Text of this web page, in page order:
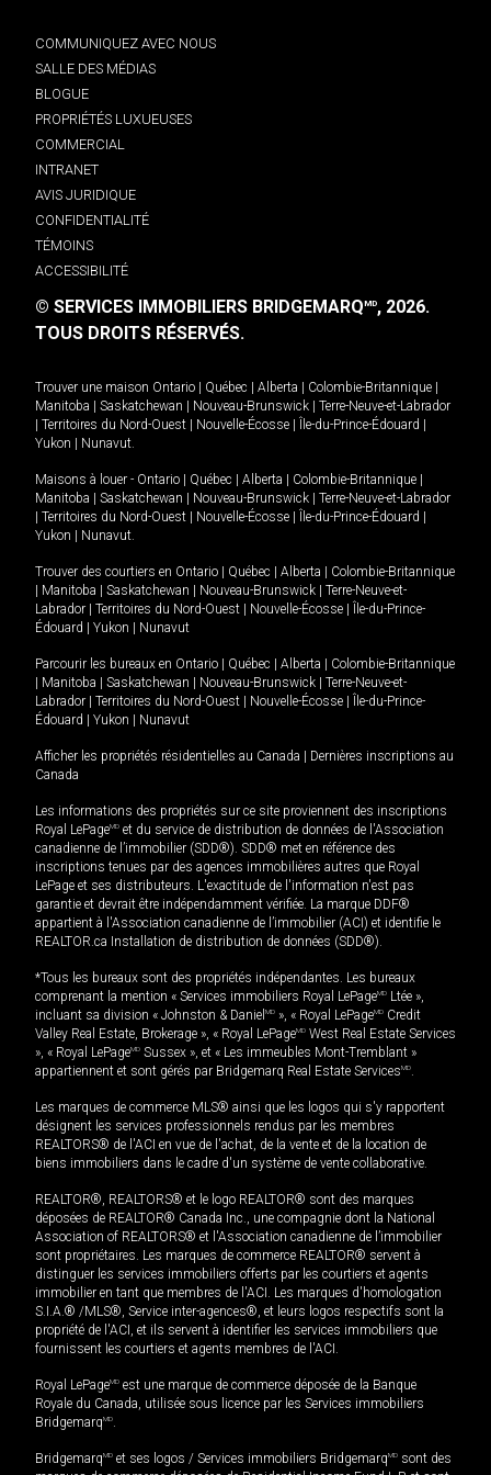
COMMUNIQUEZ AVEC NOUS
SALLE DES MÉDIAS
BLOGUE
PROPRIÉTÉS LUXUEUSES
COMMERCIAL
INTRANET
AVIS JURIDIQUE
CONFIDENTIALITÉ
TÉMOINS
ACCESSIBILITÉ
© SERVICES IMMOBILIERS BRIDGEMARQMD, 2026.
TOUS DROITS RÉSERVÉS.
Trouver une maison Ontario Québec Alberta Colombie-Britannique
Manitoba
Saskatchewan Nouveau-Brunswick
Terre-Neuve-et-Labrador
Territoires du Nord-Ouest Nouvelle-Écosse Île-du-Prince-Édouard
Yukon
Nunavut.
Maisons à louer - Ontario Québec Alberta Colombie-Britannique
Manitoba
Saskatchewan Nouveau-Brunswick
Terre-Neuve-et-Labrador
Territoires du Nord-Ouest Nouvelle-Écosse Île-du-Prince-Édouard
Yukon
Nunavut.
Trouver des courtiers en Ontario Québec Alberta
Colombie-Britannique
Manitoba Saskatchewan Nouveau-Brunswick
Terre-Neuve-et-
Labrador
Territoires du Nord-Ouest Nouvelle-Écosse
Île-du-Prince-
Édouard
Yukon Nunavut
Parcourir les bureaux en Ontario Québec Alberta
Colombie-Britannique
Manitoba Saskatchewan Nouveau-Brunswick
Terre-Neuve-et-
Labrador
Territoires du Nord-Ouest Nouvelle-Écosse
Île-du-Prince-
Édouard
Yukon Nunavut
Afficher les propriétés résidentielles au Canada
Dernières inscriptions au
Canada
Les informations des propriétés sur ce site proviennent des inscriptions
Royal LePageMD et du service de distribution de données de l'Association
canadienne de l’immobilier (SDD®). SDD® met en référence des
inscriptions tenues par des agences immobilières autres que Royal
LePage et ses distributeurs. L'exactitude de l'information n'est pas
garantie et devrait être indépendamment vérifiée. La marque DDF®
appartient à l'Association canadienne de l’immobilier (ACI) et identifie le
REALTOR.ca Installation de distribution de données (SDD®).
*Tous les bureaux sont des propriétés indépendantes. Les bureaux
comprenant la mention « Services immobiliers Royal LePageMD Ltée »,
incluant sa division « Johnston & Daniel MD », « Royal LePageMD Credit
Valley Real Estate, Brokerage », « Royal LePageMD West Real Estate Services
», « Royal LePageMD Sussex », et « Les immeubles Mont-Tremblant »
appartiennent et sont gérés par Bridgemarq Real Estate ServicesMD.
Les marques de commerce MLS® ainsi que les logos qui s'y rapportent
désignent les services professionnels rendus par les membres
REALTORS® de l'ACI en vue de l'achat, de la vente et de la location de
biens immobiliers dans le cadre d'un système de vente collaborative.
REALTOR®, REALTORS® et le logo REALTOR® sont des marques
déposées de REALTOR® Canada Inc., une compagnie dont la National
Association of REALTORS® et l'Association canadienne de l’immobilier
sont propriétaires. Les marques de commerce REALTOR® servent à
distinguer les services immobiliers offerts par les courtiers et agents
immobilier en tant que membres de l'ACI. Les marques d'homologation
S.I.A.® /MLS®, Service inter-agences®, et leurs logos respectifs sont la
propriété de l'ACI, et ils servent à identifier les services immobiliers que
fournissent les courtiers et agents membres de l'ACI.
Royal LePageMD est une marque de commerce déposée de la Banque
Royale du Canada, utilisée sous licence par les Services immobiliers
BridgemarqMD.
BridgemarqMD et ses logos / Services immobiliers BridgemarqMD sont des